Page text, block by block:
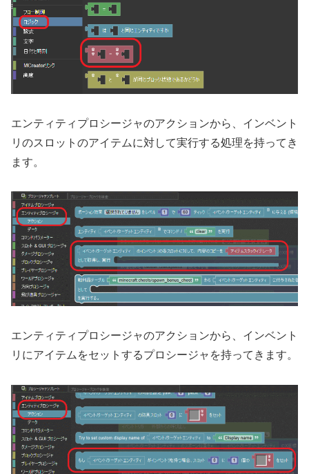
エンティティプロシージャのアクションから、インベント
リのスロットのアイテムに対して実行する処理を持ってき
ます。
エンティティプロシージャのアクションから、インベント
リにアイテムをセットするプロシージャを持ってきます。